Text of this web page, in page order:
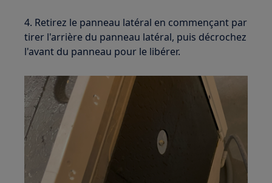
4. Retirez le panneau latéral en commençant par
tirer l'arrière du panneau latéral, puis décrochez
l'avant du panneau pour le libérer.